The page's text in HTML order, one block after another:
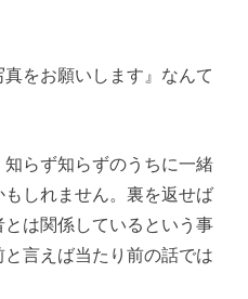
真をお願いします』なんて
らず知らずのうちに一緒
しれません。裏を返せば
は関係しているという事
言えば当たり前の話では